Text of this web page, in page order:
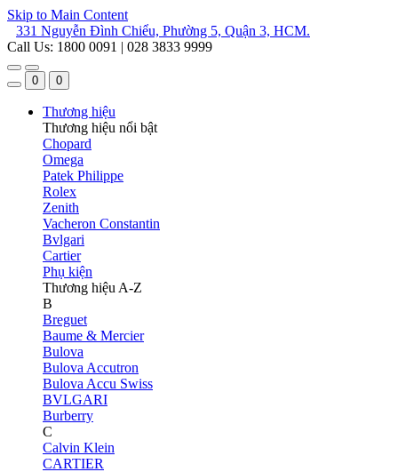
Skip to Main Content
331 Nguyễn Đình Chiểu, Phường 5, Quận 3, HCM.
Call Us: 1800 0091 | 028 3833 9999
0 0
Thương hiệu
Thương hiệu nổi bật
Chopard
Omega
Patek Philippe
Rolex
Zenith
Vacheron Constantin
Bvlgari
Cartier
Phụ kiện
Thương hiệu A-Z
B
Breguet
Baume & Mercier
Bulova
Bulova Accutron
Bulova Accu Swiss
BVLGARI
Burberry
C
Calvin Klein
CARTIER